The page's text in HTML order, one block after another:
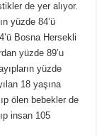
de yer alıyor.
yüzde 84’ü
Bosna Hersekli
yüzde 89’u
yüzde
18 yaşına
ölen bebekler de
insan 105